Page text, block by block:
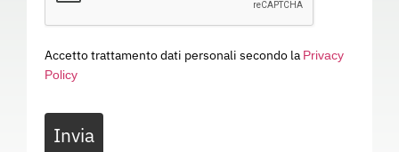
OCCHIALE PREDATOR 12
Accetto trattamento dati personali secondo la Privacy
Policy
Invia